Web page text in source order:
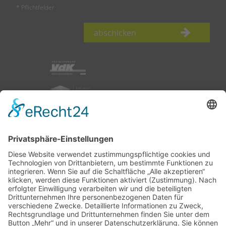
* Pflichtfelder
abschicken